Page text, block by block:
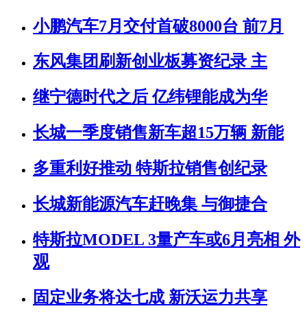
小鹏汽车7月交付首破8000台 前7月
东风集团刷新创业板募资纪录 主
继宁德时代之后 亿纬锂能成为华
长城一季度销售新车超15万辆 新能
多重利好推动 特斯拉销售创纪录
长城新能源汽车赶晚集 与御捷合
特斯拉MODEL 3量产车或6月亮相 外
观
固定业务将达七成 新沃运力共享